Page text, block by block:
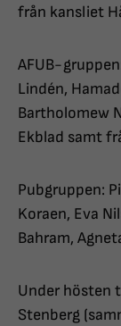
från kansliet
AFUB-
Lindén,
Bartholomew
Ekblad samt
Pubgruppen:
Koraen, Eva
Bahram,
Under hösten
Stenberg